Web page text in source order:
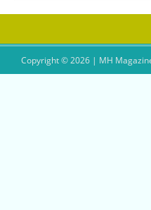
Copyright © 2026 | MH